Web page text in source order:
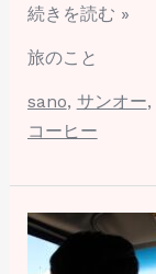
続きを読む »
旅のこと
sano, サンオー,
コーヒー
カ